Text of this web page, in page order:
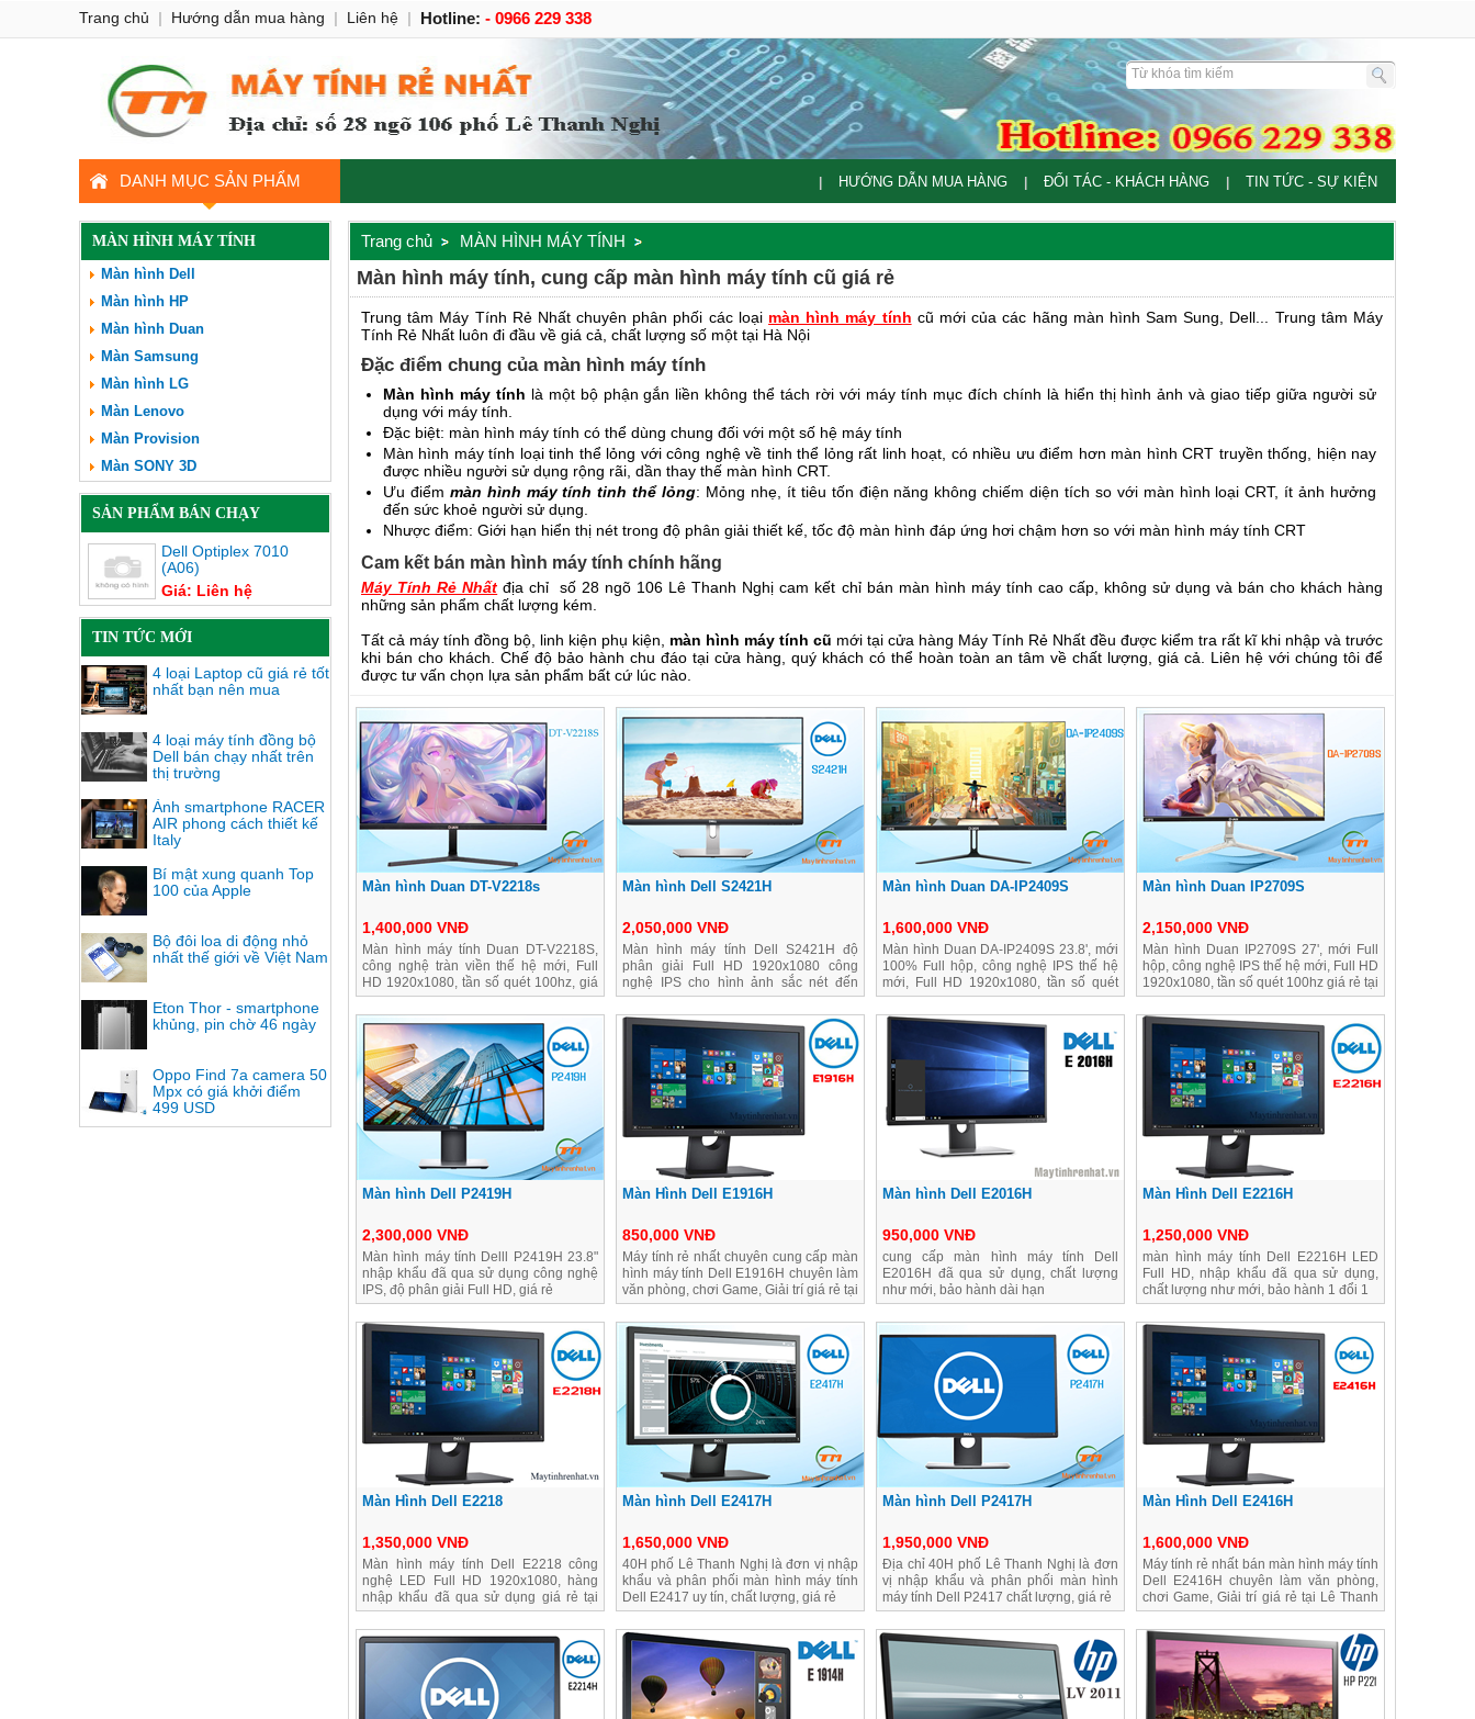
DANH MỤC SẢN PHẨM HƯỚNG DẪN MUA HÀNG ĐỐI TÁC - KHÁCH HÀNG TIN TỨC - SỰ KIỆN
MÀN HÌNH MÁY TÍNH
Màn hình Dell
Màn hình HP
Màn hình Duan
Màn Samsung
Màn hình LG
Màn Lenovo
Màn Provision
Màn SONY 3D
SẢN PHẨM BÁN CHẠY
Dell Optiplex 7010
(A06)
Giá: Liên hệ
TIN TỨC MỚI
4 loại Laptop cũ giá rẻ tốt
nhất bạn nên mua
4 loại máy tính đồng bộ
Dell bán chạy nhất trên
thị trường
Ảnh smartphone RACER
AIR phong cách thiết kế
Italy
Bí mật xung quanh Top
100 của Apple
Bộ đôi loa di động nhỏ
nhất thế giới về Việt Nam
Eton Thor - smartphone
khủng, pin chờ 46 ngày
Oppo Find 7a camera 50
Mpx có giá khởi điểm
499 USD
Trang chủ MÀN HÌNH MÁY TÍNH
Màn hình máy tính, cung cấp màn hình máy tính cũ giá rẻ
Trung tâm Máy Tính Rẻ Nhất chuyên phân phối các loại màn hình máy tính cũ mới của các hãng màn hình Sam Sung, Dell... Trung tâm Máy
Tính Rẻ Nhất luôn đi đầu về giá cả, chất lượng số một tại Hà Nội
Đặc điểm chung của màn hình máy tính
Màn hình máy tính là một bộ phận gắn liền không thể tách rời với máy tính mục đích chính là hiển thị hình ảnh và giao tiếp giữa người sử
dụng với máy tính.
Đặc biệt: màn hình máy tính có thể dùng chung đối với một số hệ máy tính
Màn hình máy tính loại tinh thể lỏng với công nghệ về tinh thể lỏng rất linh hoạt, có nhiều ưu điểm hơn màn hình CRT truyền thống, hiện nay
được nhiều người sử dụng rộng rãi, dần thay thế màn hình CRT.
Ưu điểm màn hình máy tính tinh thể lỏng: Mỏng nhẹ, ít tiêu tốn điện năng không chiếm diện tích so với màn hình loại CRT, ít ảnh hưởng
đến sức khoẻ người sử dụng.
Nhược điểm: Giới hạn hiển thị nét trong độ phân giải thiết kế, tốc độ màn hình đáp ứng hơi chậm hơn so với màn hình máy tính CRT
Cam kết bán màn hình máy tính chính hãng
Máy Tính Rẻ Nhất địa chỉ số 28 ngõ 106 Lê Thanh Nghị cam kết chỉ bán màn hình máy tính cao cấp, không sử dụng và bán cho khách hàng
những sản phẩm chất lượng kém.
Tất cả máy tính đồng bộ, linh kiện phụ kiện, màn hình máy tính cũ mới tại cửa hàng Máy Tính Rẻ Nhất đều được kiểm tra rất kĩ khi nhập và trước
khi bán cho khách. Chế độ bảo hành chu đáo tại cửa hàng, quý khách có thể hoàn toàn an tâm về chất lượng, giá cả. Liên hệ với chúng tôi để
được tư vấn chọn lựa sản phẩm bất cứ lúc nào.
Màn hình Duan DT-V2218s
1,400,000 VNĐ
Màn hình máy tính Duan DT-V2218S,
công nghệ tràn viền thế hệ mới, Full
HD 1920x1080, tần số quét 100hz, giá
rẻ tại Máy Tính Rẻ Nhất
Màn hình Dell S2421H
2,050,000 VNĐ
Màn hình máy tính Dell S2421H độ
phân giải Full HD 1920x1080 công
nghệ IPS cho hình ảnh sắc nét đến
từng góc cạnh
Màn hình Duan DA-IP2409S
1,600,000 VNĐ
Màn hình Duan DA-IP2409S 23.8', mới
100% Full hộp, công nghệ IPS thế hệ
mới, Full HD 1920x1080, tần số quét
100hz
Màn hình Duan IP2709S
2,150,000 VNĐ
Màn hình Duan IP2709S 27', mới Full
hộp, công nghệ IPS thế hệ mới, Full HD
1920x1080, tần số quét 100hz giá rẻ tại
Hà Nội
Màn hình Dell P2419H
2,300,000 VNĐ
Màn hình máy tính Delll P2419H 23.8"
nhập khẩu đã qua sử dụng công nghệ
IPS, độ phân giải Full HD, giá rẻ
Màn Hình Dell E1916H
850,000 VNĐ
Máy tính rẻ nhất chuyên cung cấp màn
hình máy tính Dell E1916H chuyên làm
văn phòng, chơi Game, Giải trí giá rẻ tại
Lê Thanh Nghị
Màn hình Dell E2016H
950,000 VNĐ
cung cấp màn hình máy tính Dell
E2016H đã qua sử dụng, chất lượng
như mới, bảo hành dài hạn
Màn Hình Dell E2216H
1,250,000 VNĐ
màn hình máy tính Dell E2216H LED
Full HD, nhập khẩu đã qua sử dụng,
chất lượng như mới, bảo hành 1 đổi 1
Màn Hình Dell E2218
1,350,000 VNĐ
Màn hình máy tính Dell E2218 công
nghệ LED Full HD 1920x1080, hàng
nhập khẩu đã qua sử dụng giá rẻ tại
Hà Nội
Màn hình Dell E2417H
1,650,000 VNĐ
40H phố Lê Thanh Nghị là đơn vị nhập
khẩu và phân phối màn hình máy tính
Dell E2417 uy tín, chất lượng, giá rẻ
Màn hình Dell P2417H
1,950,000 VNĐ
Địa chỉ 40H phố Lê Thanh Nghị là đơn
vị nhập khẩu và phân phối màn hình
máy tính Dell P2417 chất lượng, giá rẻ
Màn Hình Dell E2416H
1,600,000 VNĐ
Máy tính rẻ nhất bán màn hình máy tính
Dell E2416H chuyên làm văn phòng,
chơi Game, Giải trí giá rẻ tại Lê Thanh
Nghị
Trang chủ | Hướng dẫn mua hàng | Liên hệ | Hotline: - 0966 229 338